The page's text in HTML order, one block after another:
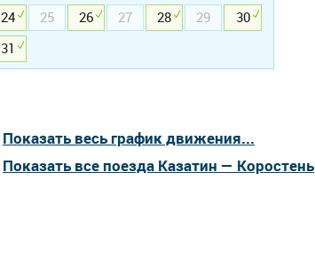
24
25 26 27 28 29
30
31
Показать весь график движения...
Показать все поезда Казатин — Коростень